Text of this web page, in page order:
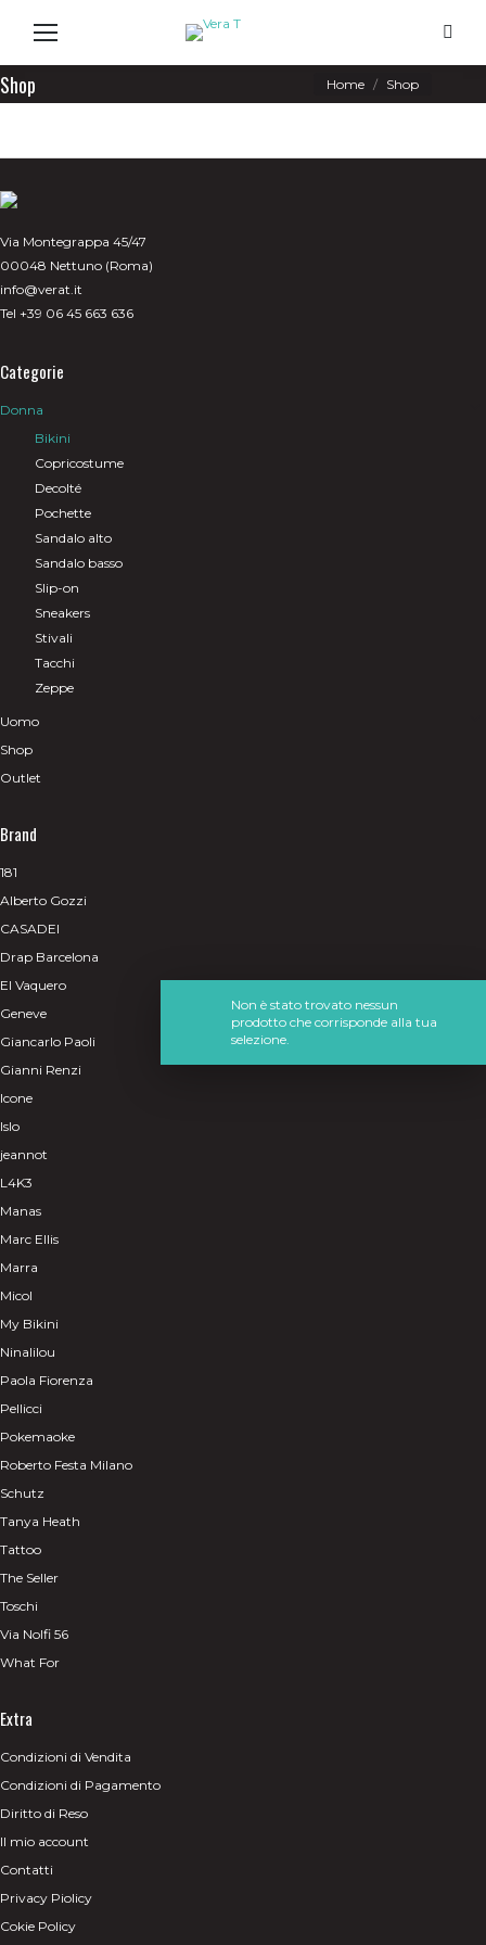
Search:
Shop You are here:
Home Shop
Non è stato trovato nessun
prodotto che corrisponde alla tua
selezione.
Via Montegrappa 45/47
00048 Nettuno (Roma)
info@verat.it
Tel +39 06 45 663 636
Categorie
Donna
Bikini
Copricostume
Decolté
Pochette
Sandalo alto
Sandalo basso
Slip-on
Sneakers
Stivali
Tacchi
Zeppe
Uomo
Shop
Outlet
Brand
181
Alberto Gozzi
CASADEI
Drap Barcelona
El Vaquero
Geneve
Giancarlo Paoli
Gianni Renzi
Icone
Islo
jeannot
L4K3
Manas
Marc Ellis
Marra
Micol
My Bikini
Ninalilou
Paola Fiorenza
Pellicci
Pokemaoke
Roberto Festa Milano
Schutz
Tanya Heath
Tattoo
The Seller
Toschi
Via Nolfi 56
What For
Extra
Condizioni di Vendita
Condizioni di Pagamento
Diritto di Reso
Il mio account
Contatti
Privacy Piolicy
Cokie Policy